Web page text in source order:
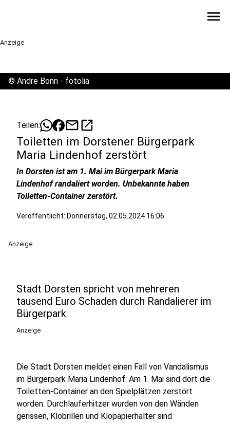
menu
Anzeige
© Andre Bonn - fotolia
Teilen: mailopen_in_new
Toiletten im Dorstener Bürgerpark
Maria Lindenhof zerstört
In Dorsten ist am 1. Mai im Bürgerpark Maria
Lindenhof randaliert worden. Unbekannte haben
Toiletten-Container zerstört.
Veröffentlicht: Donnerstag, 02.05.2024 16:06
Anzeige
Stadt Dorsten spricht von mehreren
tausend Euro Schaden durch Randalierer im
Bürgerpark
Anzeige
Die Stadt Dorsten meldet einen Fall von Vandalismus
im Bürgerpark Maria Lindenhof: Am 1. Mai sind dort die
Toiletten-Container an den Spielplätzen zerstört
worden. Durchlauferhitzer wurden von den Wänden
gerissen, Klobrillen und Klopapierhalter sind